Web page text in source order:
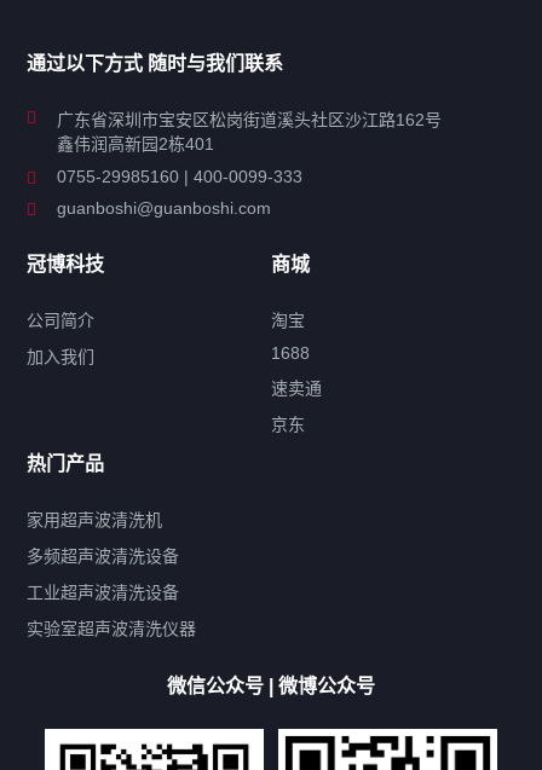
工业超声波清洗设备
特种超声波洗净产品
超声波配件
产品标签
鼓泡 升降 抛动
带加热
功率可调
双波脱气
机械旋钮系列
厨具清洗机
超声波振板
高尔夫球杆清洗机
大型单槽带过滤系列
全自动/半自动系列
通过以下方式 随时与我们联系
广东省深圳市宝安区松岗街道溪头社区沙江路162号
鑫伟润高新园2栋401
0755-29985160 | 400-0099-333
guanboshi@guanboshi.com
冠博科技
公司简介
加入我们
商城
淘宝
1688
速卖通
京东
热门产品
家用超声波清洗机
多频超声波清洗设备
工业超声波清洗设备
实验室超声波清洗仪器
微信公众号 | 微博公众号